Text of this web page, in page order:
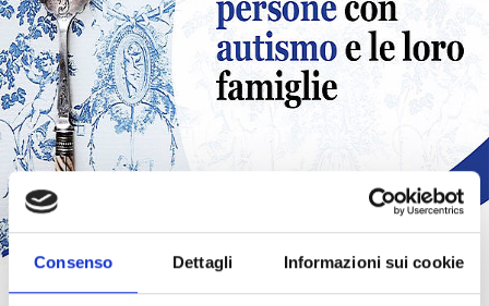
Consenso Dettagli Informazioni sui cookie